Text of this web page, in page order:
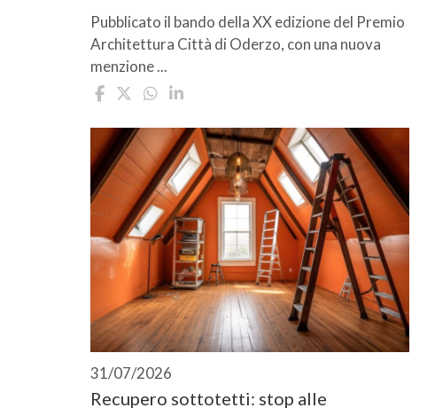
Pubblicato il bando della XX edizione del Premio
Architettura Città di Oderzo, con una nuova
menzione ...
31/07/2026
Recupero sottotetti: stop alle